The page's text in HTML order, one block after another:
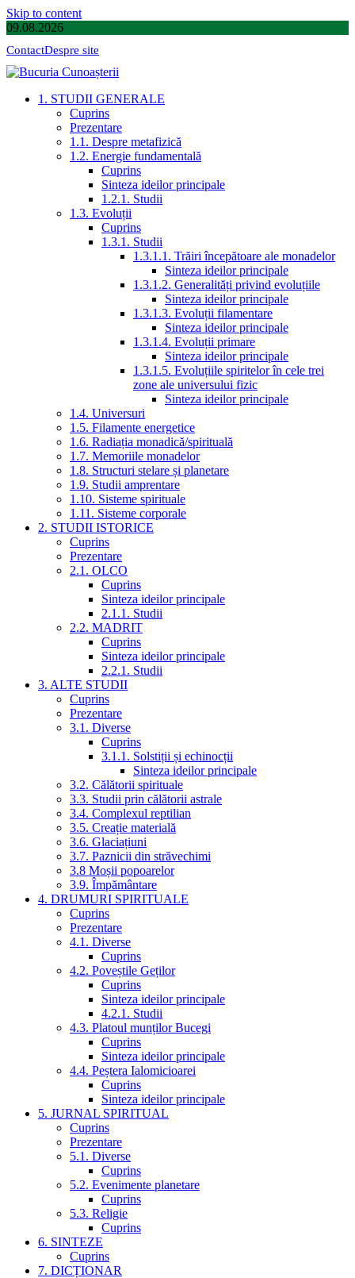
Skip to content
09.08.2026
ContactDespre site
1. STUDII GENERALE
Cuprins
Prezentare
1.1. Despre metafizică
1.2. Energie fundamentală
Cuprins
Sinteza ideilor principale
1.2.1. Studii
1.3. Evoluții
Cuprins
1.3.1. Studii
1.3.1.1. Trăiri începătoare ale monadelor
Sinteza ideilor principale
1.3.1.2. Generalități privind evoluțiile
Sinteza ideilor principale
1.3.1.3. Evoluții filamentare
Sinteza ideilor principale
1.3.1.4. Evoluții primare
Sinteza ideilor principale
1.3.1.5. Evoluțiile spiritelor în cele trei
zone ale universului fizic
Sinteza ideilor principale
1.4. Universuri
1.5. Filamente energetice
1.6. Radiația monadică/spirituală
1.7. Memoriile monadelor
1.8. Structuri stelare și planetare
1.9. Studii amprentare
1.10. Sisteme spirituale
1.11. Sisteme corporale
2. STUDII ISTORICE
Cuprins
Prezentare
2.1. OLCO
Cuprins
Sinteza ideilor principale
2.1.1. Studii
2.2. MADRIT
Cuprins
Sinteza ideilor principale
2.2.1. Studii
3. ALTE STUDII
Cuprins
Prezentare
3.1. Diverse
Cuprins
3.1.1. Solstiții și echinocții
Sinteza ideilor principale
3.2. Călătorii spirituale
3.3. Studii prin călătorii astrale
3.4. Complexul reptilian
3.5. Creație materială
3.6. Glaciațiuni
3.7. Paznicii din străvechimi
3.8 Moșii popoarelor
3.9. Împământare
4. DRUMURI SPIRITUALE
Cuprins
Prezentare
4.1. Diverse
Cuprins
4.2. Poveștile Geților
Cuprins
Sinteza ideilor principale
4.2.1. Studii
4.3. Platoul munților Bucegi
Cuprins
Sinteza ideilor principale
4.4. Peștera Ialomicioarei
Cuprins
Sinteza ideilor principale
5. JURNAL SPIRITUAL
Cuprins
Prezentare
5.1. Diverse
Cuprins
5.2. Evenimente planetare
Cuprins
5.3. Religie
Cuprins
6. SINTEZE
Cuprins
7. DICȚIONAR